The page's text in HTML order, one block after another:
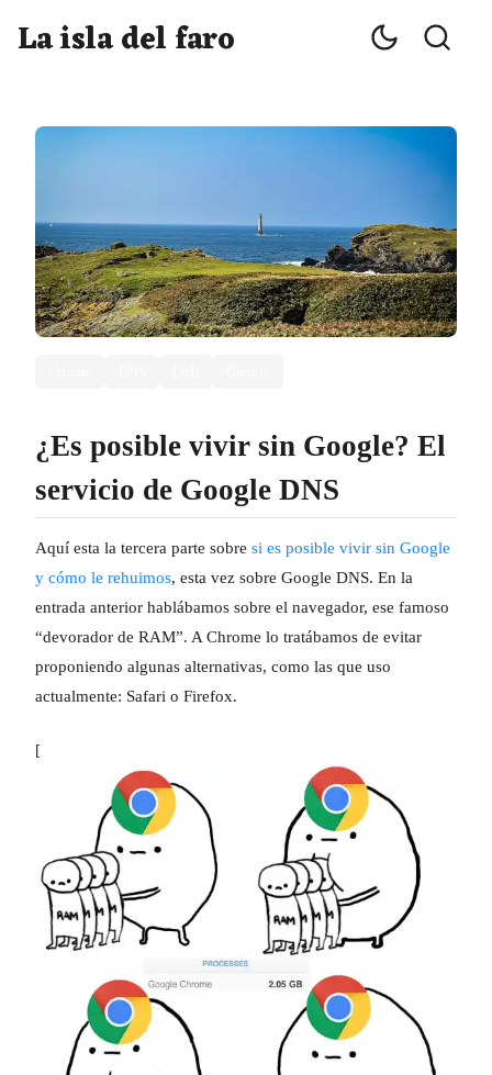
La isla del faro
¿Es posible vivir sin Google? El
servicio de Google DNS
Aquí esta la tercera parte sobre si es posible vivir sin Google
y cómo le rehuimos, esta vez sobre Google DNS. En la
entrada anterior hablábamos sobre el navegador, ese famoso
“devorador de RAM”. A Chrome lo tratábamos de evitar
proponiendo algunas alternativas, como las que uso
actualmente: Safari o Firefox.
[